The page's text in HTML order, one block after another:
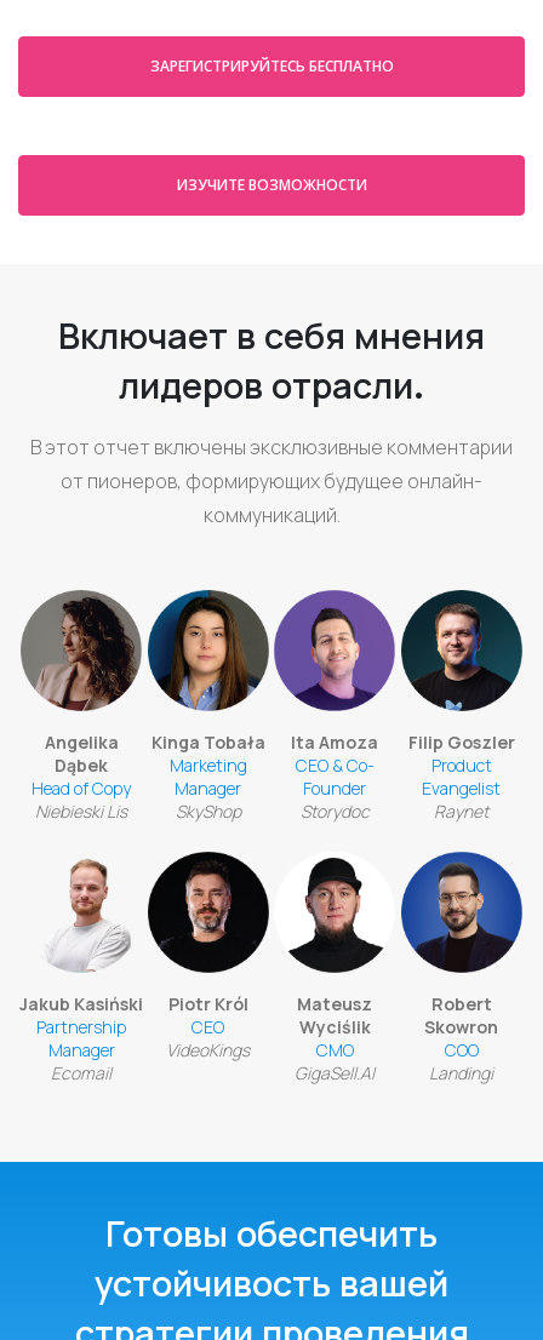
ЗАРЕГИСТРИРУЙТЕСЬ БЕСПЛАТНО
ИЗУЧИТЕ ВОЗМОЖНОСТИ
Включает в себя мнения
лидеров отрасли.
В этот отчет включены эксклюзивные комментарии
от пионеров, формирующих будущее онлайн-
коммуникаций.
Angelika
Dąbek
Head of Copy
Niebieski Lis
Kinga Tobała
Marketing
Manager
SkyShop
Ita Amoza
CEO & Co-
Founder
Storydoc
Filip Goszler
Product
Evangelist
Raynet
Jakub Kasiński
Partnership
Manager
Ecomail
Piotr Król
CEO
VideoKings
Mateusz
Wyciślik
CMO
GigaSell.AI
Robert
Skowron
COO
Landingi
Готовы обеспечить
устойчивость вашей